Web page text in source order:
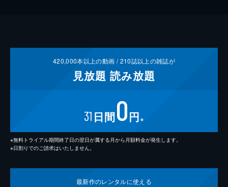
420,000本以上の動画 /210誌以上の雑誌が
見放題 読み放題
31 日間0円 ※
※無料トライアル期間終了日の翌日が属する月から月額料金が発生します。
※日割りでのご請求はいたしません。
最新作のレンタルに使える